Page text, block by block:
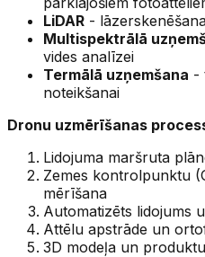
LiDAR -
Multispektrālā
vides analīzei
Termālā uzņemšana -
noteikšanai
Dronu uzmērīšanas
Lidojuma maršruta
Zemes kontrolpunktu
mērīšana
Automatizēts lidojums
Attēlu apstrāde un
3D modeļa un